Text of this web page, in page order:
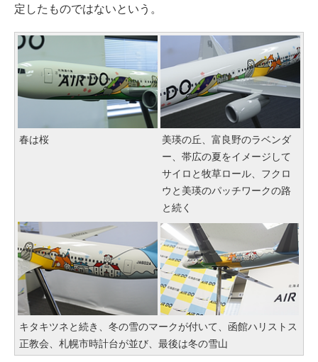
定したものではないという。
春は桜
美瑛の丘、富良野のラベンダ
ー、帯広の夏をイメージして
サイロと牧草ロール、フクロ
ウと美瑛のパッチワークの路
と続く
キタキツネと続き、冬の雪のマークが付いて、函館ハリストス
正教会、札幌市時計台が並び、最後は冬の雪山